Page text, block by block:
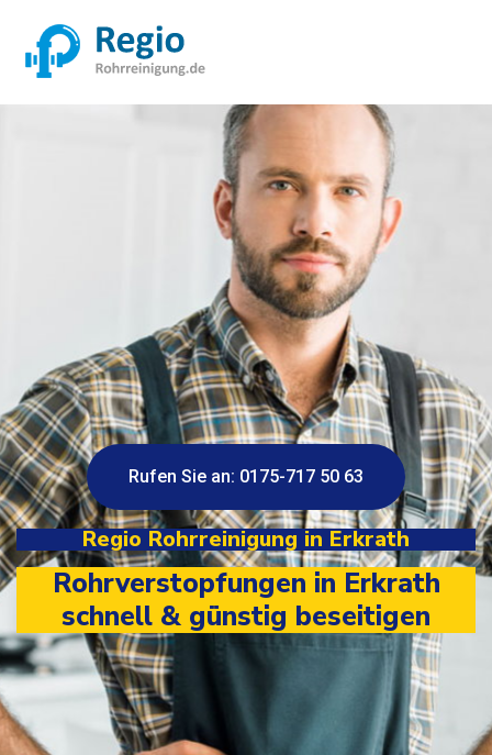
Rufen Sie an: 0175-717 50 63
Regio Rohrreinigung in Erkrath
Rohrverstopfungen in Erkrath
schnell & günstig beseitigen